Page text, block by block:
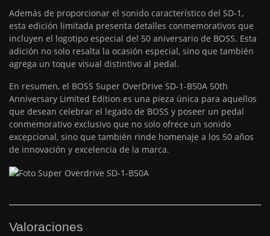
Además de proporcionar el sonido característico del SD-1,
esta edición limitada presenta detalles conmemorativos que
incluyen el logotipo especial del 50 aniversario de BOSS. Esta
adición no solo resalta la ocasión especial, sino que también
agrega un toque visual distintivo al pedal.
En resumen, el BOSS Super OverDrive SD-1-B50A 50th
Anniversary Limited Edition es una pieza única para aquellos
que desean celebrar el legado de BOSS y poseer un pedal
conmemorativo exclusivo que no solo ofrece un sonido
excepcional, sino que también rinde homenaje a los 50 años
de innovación y excelencia de la marca.
Valoraciones